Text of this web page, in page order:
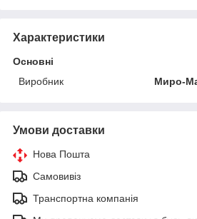
Характеристики
Основні
Виробник
Миро-
Умови доставки
Нова Пошта
Самовивіз
Транспортна компанія